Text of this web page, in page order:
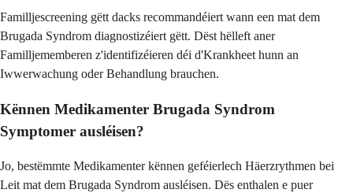
Familljescreening gëtt dacks recommandéiert wann een mat dem
Brugada Syndrom diagnostizéiert gëtt. Dëst hëlleft aner
Familljememberen z'identifizéieren déi d'Krankheet hunn an
Iwwerwachung oder Behandlung brauchen.
Kënnen Medikamenter Brugada Syndrom
Symptomer ausléisen?
Jo, bestëmmte Medikamenter kënnen geféierlech Häerzrythmen bei
Leit mat dem Brugada Syndrom ausléisen. Dës enthalen e puer